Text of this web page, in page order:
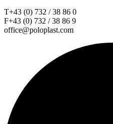
T+43 (0) 732 / 38 86 0
F+43 (0) 732 / 38 86 9
office@poloplast.com